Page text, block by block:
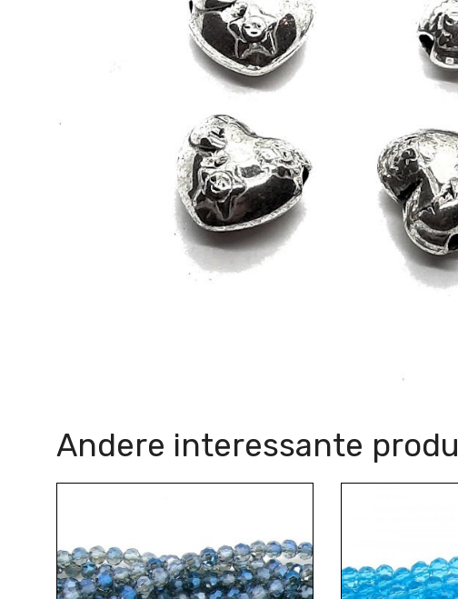
Andere interessante